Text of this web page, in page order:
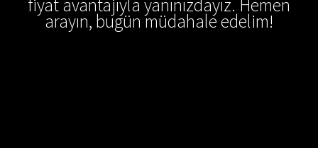
fiyat avantajıyla yanınızdayız. Hemen
arayın, bugün müdahale edelim!